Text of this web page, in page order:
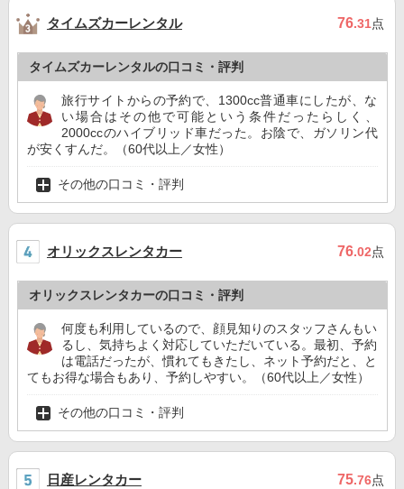
タイムズカーレンタル 76.31点
タイムズカーレンタルの口コミ・評判
旅行サイトからの予約で、1300cc普通車にしたが、な
い場合はその他で可能という条件だったらしく、
2000ccのハイブリッド車だった。お陰で、ガソリン代
が安くすんだ。（60代以上／女性）
その他の口コミ・評判
オリックスレンタカー 76.02点
オリックスレンタカーの口コミ・評判
何度も利用しているので、顔見知りのスタッフさんもい
るし、気持ちよく対応していただいている。最初、予約
は電話だったが、慣れてもきたし、ネット予約だと、と
てもお得な場合もあり、予約しやすい。（60代以上／女性）
その他の口コミ・評判
日産レンタカー 75.76点